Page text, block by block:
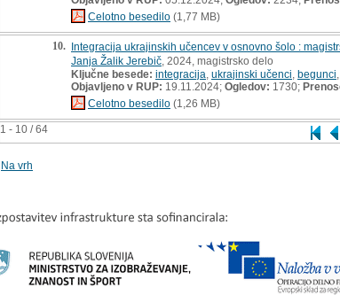
1 - 10 / 64
Celotno besedilo (1,77 MB)
10. Integracija ukrajinskih učencev v osnovno šolo :
Janja Žalik Jerebič , 2024, magistrsko delo
Ključne besede: integracija ukrajinski učenci begunci
Objavljeno v RUP: 19.11.2024; Ogledov: 1730;
Celotno besedilo (1,26 MB)
Na vrh